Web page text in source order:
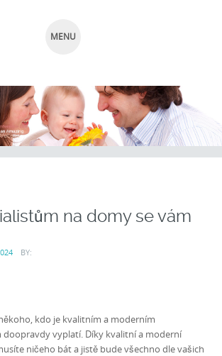
MENU
na domy se vám
BY:
kdo je kvalitním a moderním
doopravdy vyplatí. Díky kvalitní a moderní
ničeho bát a jistě bude všechno dle vašich